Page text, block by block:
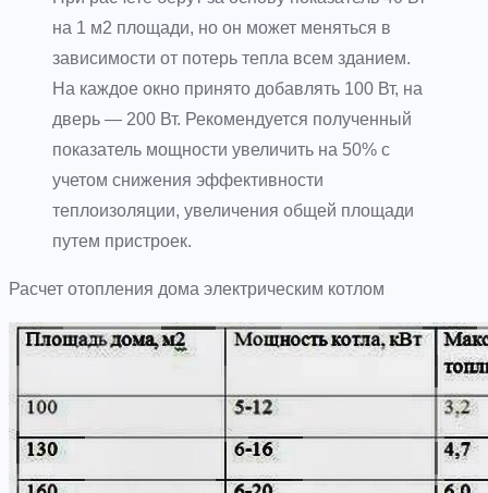
на 1 м2 площади, но он может меняться в
зависимости от потерь тепла всем зданием.
На каждое окно принято добавлять 100 Вт, на
дверь — 200 Вт. Рекомендуется полученный
показатель мощности увеличить на 50% с
учетом снижения эффективности
теплоизоляции, увеличения общей площади
путем пристроек.
Расчет отопления дома электрическим котлом